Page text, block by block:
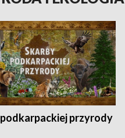
przyrody